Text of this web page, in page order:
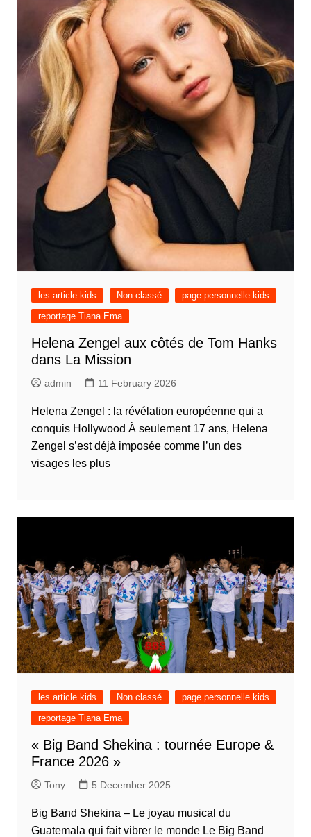
les article kids Non classé
page personnelle kids
reportage Tiana Ema
Helena Zengel aux côtés de Tom Hanks
dans La Mission
admin 11 February 2026
Helena Zengel : la révélation européenne qui a
conquis Hollywood À seulement 17 ans, Helena
Zengel s’est déjà imposée comme l’un des
visages les plus
les article kids Non classé
page personnelle kids
reportage Tiana Ema
« Big Band Shekina : tournée Europe &
France 2026 »
Tony 5 December 2025
Big Band Shekina – Le joyau musical du
Guatemala qui fait vibrer le monde Le Big Band